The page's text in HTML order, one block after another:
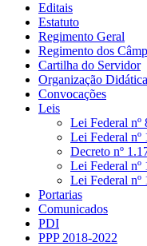
Editais
Estatuto
Regimento Geral
Regimento dos
Cartilha do Servidor
Organização Didática
Convocações
Leis
Lei Federal nº
Lei Federal nº
Decreto nº
Lei Federal nº
Lei Federal nº
Portarias
Comunicados
PDI
PPP 2018-2022